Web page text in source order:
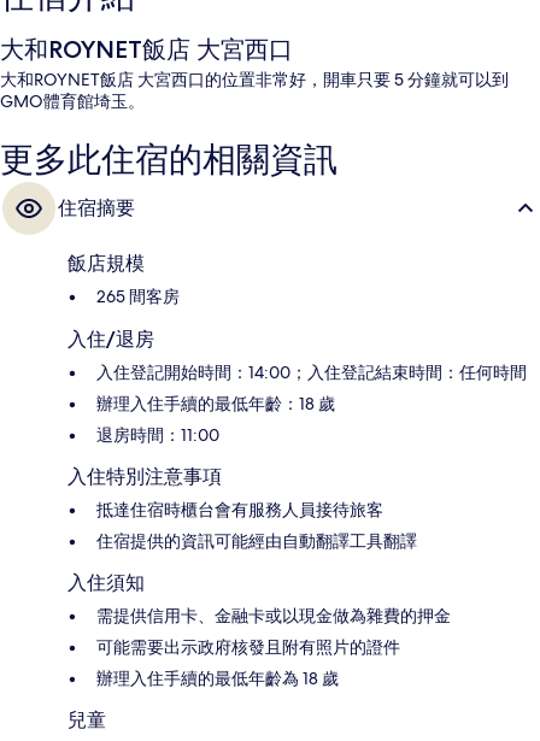
大和ROYNET飯店 大宮西口
大和ROYNET飯店 大宮西口的位置非常好，開車只要 5 分鐘就可以到
GMO體育館埼玉。
更多此住宿的相關資訊
住宿摘要
飯店規模
265 間客房
入住/退房
入住登記開始時間：14:00；入住登記結束時間：任何時間
辦理入住手續的最低年齡：18 歲
退房時間：11:00
入住特別注意事項
抵達住宿時櫃台會有服務人員接待旅客
住宿提供的資訊可能經由自動翻譯工具翻譯
入住須知
需提供信用卡、金融卡或以現金做為雜費的押金
可能需要出示政府核發且附有照片的證件
辦理入住手續的最低年齡為 18 歲
兒童